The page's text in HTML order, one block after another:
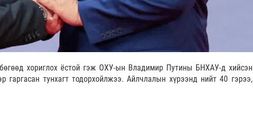
хориглох ёстой гэж ОХУ-ын Владимир Путины БНХАУ-д хийсэн
гаргасан тунхагт тодорхойлжээ. Айлчлалын хүрээнд нийт 40 гэрээ,